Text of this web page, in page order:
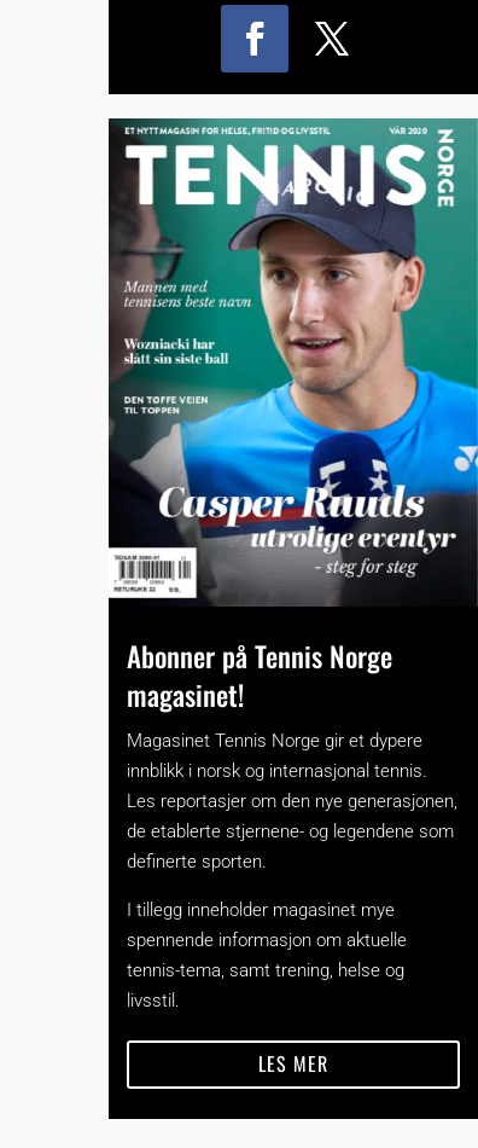
Abonner på Tennis Norge
magasinet!
Magasinet Tennis Norge gir et dypere
innblikk i norsk og internasjonal tennis.
Les reportasjer om den nye generasjonen,
de etablerte stjernene- og legendene som
definerte sporten.
I tillegg inneholder magasinet mye
spennende informasjon om aktuelle
tennis-tema, samt trening, helse og
livsstil.
LES MER